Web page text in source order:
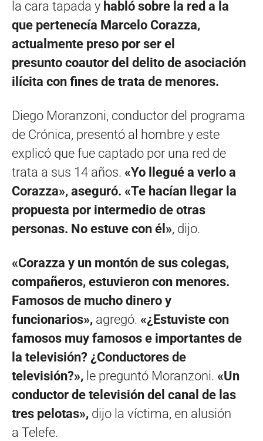
la cara tapada y habló sobre la red a la
que pertenecía Marcelo Corazza,
actualmente preso por ser el
presunto coautor del delito de asociación
ilícita con fines de trata de menores.
Diego Moranzoni, conductor del programa
de Crónica, presentó al hombre y este
explicó que fue captado por una red de
trata a sus 14 años. «Yo llegué a verlo a
Corazza», aseguró. «Te hacían llegar la
propuesta por intermedio de otras
personas. No estuve con él», dijo.
«Corazza y un montón de sus colegas,
compañeros, estuvieron con menores.
Famosos de mucho dinero y
funcionarios», agregó. «¿Estuviste con
famosos muy famosos e importantes de
la televisión? ¿Conductores de
televisión?», le preguntó Moranzoni. «Un
conductor de televisión del canal de las
tres pelotas», dijo la víctima, en alusión
a Telefe.